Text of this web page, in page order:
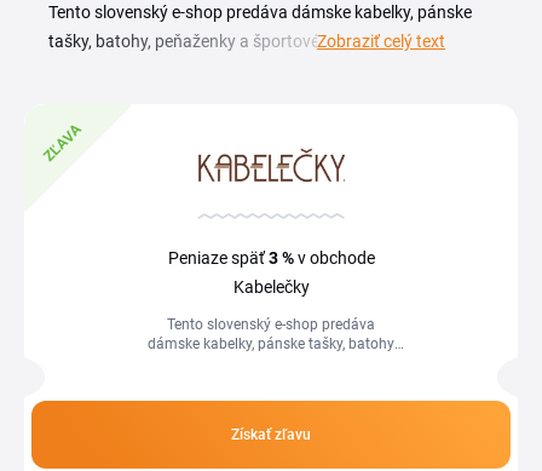
Tento slovenský e-shop predáva dámske kabelky, pánske
tašky, batohy, peňaženky a športové či voľnočasové
kožených modeloch českých aj svetových značiek. V
ponuke nájdete kúsky pre každodenné nosenie, do práce,
do školy aj na cesty. Na tejto stránke nájdete aktuálny
prehľad kabelečky kupónov a sezónnych akcií. Kódy sa líšia
pánsku sekciu alebo pri nákupe nad určitú hodnotu.
Podmienky si overte pri danej akcii, aby ste vybrali kód,
ktorý zodpovedá vášmu nákupu.
Zobraziť celý text
ZĽAVA
Peniaze späť3 %v obchode
Kabelečky
Tento slovenský e-shop predáva
dámske kabelky, pánske tašky, batohy,
Získať zľavu